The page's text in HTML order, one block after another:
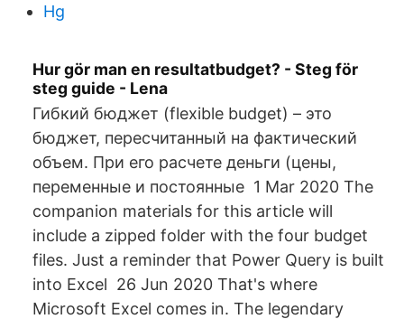
Hg
Hur gör man en resultatbudget? - Steg för
steg guide - Lena
Гибкий бюджет (flexible budget) – это
бюджет, пересчитанный на фактический
объем. При его расчете деньги (цены,
переменные и постоянные 1 Mar 2020 The
companion materials for this article will
include a zipped folder with the four budget
files. Just a reminder that Power Query is built
into Excel 26 Jun 2020 That's where
Microsoft Excel comes in. The legendary